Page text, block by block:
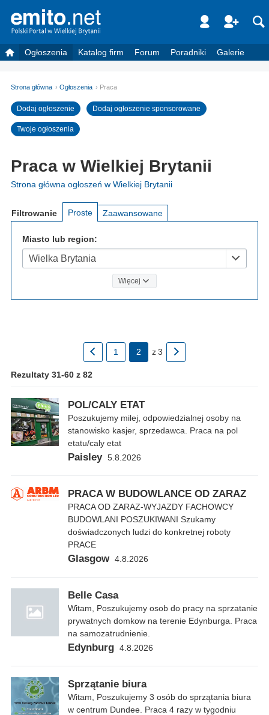
Ogłoszenia Katalog firm Forum Poradniki Galerie
Strona główna Ogłoszenia Praca
Dodaj ogłoszenie Dodaj ogłoszenie sponsorowane
Twoje ogłoszenia
Praca w Wielkiej Brytanii
Strona główna ogłoszeń w Wielkiej Brytanii
Filtrowanie Proste Zaawansowane
Miasto lub region:
Wielka Brytania
Więcej
1 2 z3
Rezultaty 31-60 z 82
POL/CALY ETAT
Poszukujemy milej, odpowiedzialnej osoby na
stanowisko kasjer, sprzedawca. Praca na pol
etatu/caly etat
Paisley 5.8.2026
PRACA W BUDOWLANCE OD ZARAZ
PRACA OD ZARAZ-WYJAZDY FACHOWCY
BUDOWLANI POSZUKIWANI Szukamy
doświadczonych ludzi do konkretnej roboty
PRACE
Glasgow 4.8.2026
Belle Casa
Witam, Poszukujemy osob do pracy na sprzatanie
prywatnych domkow na terenie Edynburga. Praca
na samozatrudnienie.
Edynburg 4.8.2026
Sprzątanie biura
Witam, Poszukujemy 3 osób do sprzątania biura
w centrum Dundee. Praca 4 razy w tygodniu